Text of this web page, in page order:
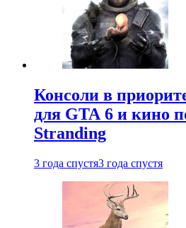
Консоли в
для GTA 6 и кино
Stranding
3 года спустя3 года спустя